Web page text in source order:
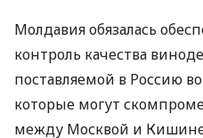
Молдавия обязалась
контроль качества
поставляемой в Россию
которые могут
между Москвой и